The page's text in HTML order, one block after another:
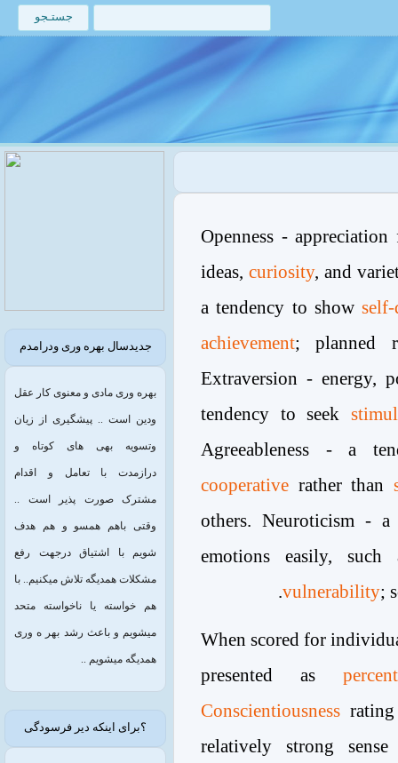
جدیدسال بهره وری ودرامدم
بهره وری مادی و معنوی کار عقل
ودین است .. پیشگیری از زیان
وتسویه بهی های کوتاه و
درازمدت با تعامل و اقدام
مشترک صورت پذیر است ..
وقتی باهم همسو و هم هدف
شویم با اشتیاق درجهت رفع
مشکلات همدیگه تلاش میکنیم.. با
هم خواسته یا ناخواسته متحد
میشویم و باعث رشد بهر ه وری
همدیگه میشویم ..
؟برای اینکه دیر فرسودگی
Openness -
ideas,curiosity, and
a tendency to show
achievement; planned
Extraversion - energy,
tendency to seek
Agreeableness - a
cooperative rather than
others. Neuroticism - a
emotions easily,
vulnerability;
When scored for
presented as
Conscientiousness
relatively strong